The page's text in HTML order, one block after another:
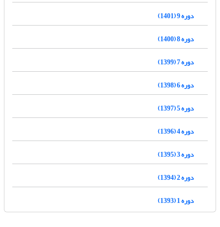
دوره 9 (1401)
دوره 8 (1400)
دوره 7 (1399)
دوره 6 (1398)
دوره 5 (1397)
دوره 4 (1396)
دوره 3 (1395)
دوره 2 (1394)
دوره 1 (1393)